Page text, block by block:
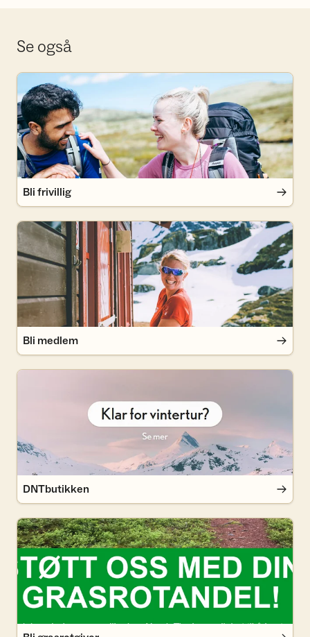
Se også
Bli frivillig
Bli frivillig
Bli medlem
Bli medlem
DNTbutikken
DNTbutikken
Bli grasrotgiver